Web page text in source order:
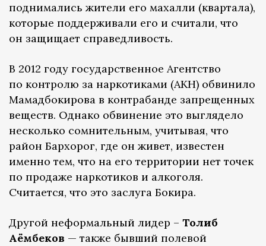
поднимались жители его махалли (квартала),
которые поддерживали его и считали, что
он защищает справедливость.
В 2012 году государственное Агентство
по контролю за наркотиками (АКН) обвинило
Мамадбокирова в контрабанде запрещенных
веществ. Однако обвинение это выглядело
несколько сомнительным, учитывая, что
район Бархорог, где он живет, известен
именно тем, что на его территории нет точек
по продаже наркотиков и алкоголя.
Считается, что это заслуга Бокира.
Другой неформальный лидер – Толиб
Аёмбеков — также бывший полевой